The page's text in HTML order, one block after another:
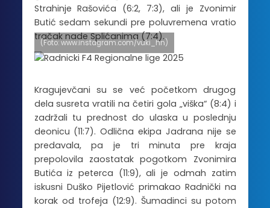
Strahinje Rašovića (6:2, 7:3), ali je Zvonimir
Butić sedam sekundi pre poluvremena vratio
tračak nade Splićanima (7:4).
(Foto: www.instagram.com/vuki_hn)
Kragujevčani su se već početkom drugog
dela susreta vratili na četiri gola „viška“ (8:4) i
zadržali tu prednost do ulaska u poslednju
deonicu (11:7). Odlična ekipa Jadrana nije se
predavala, pa je tri minuta pre kraja
prepolovila zaostatak pogotkom Zvonimira
Butića iz peterca (11:9), ali je odmah zatim
iskusni Duško Pijetlović primakao Radnički na
korak od trofeja (12:9). Šumadinci su potom